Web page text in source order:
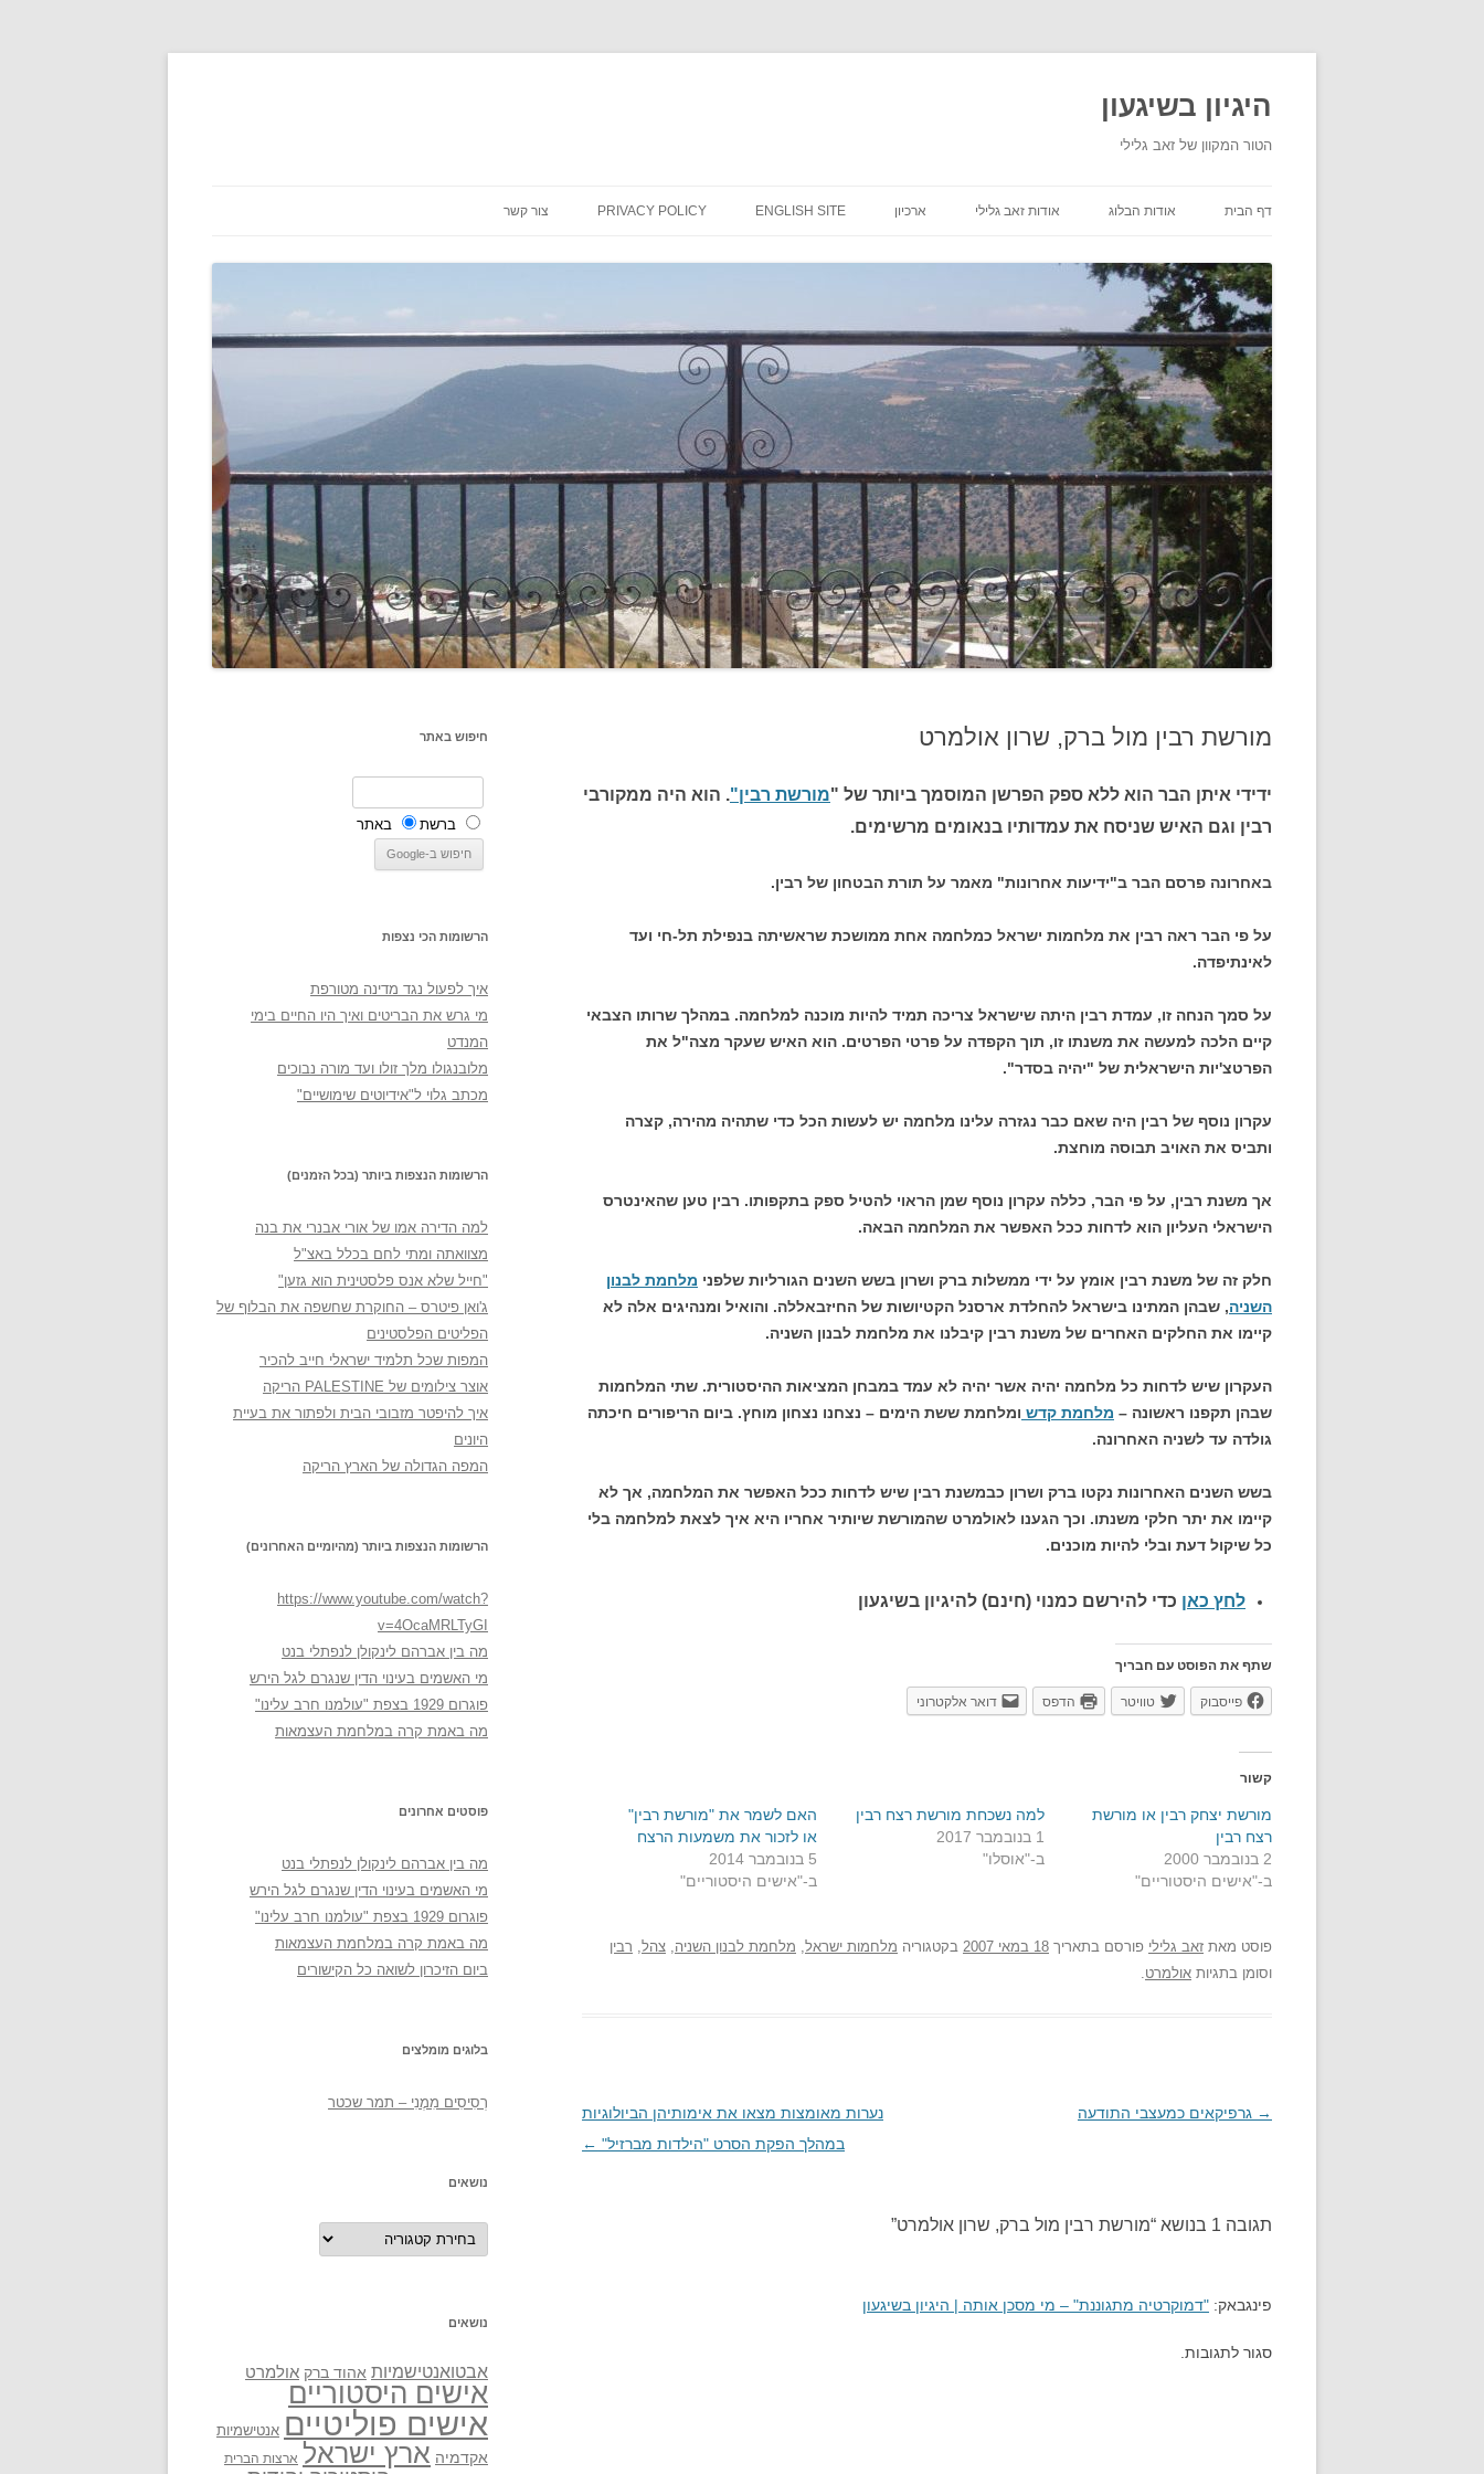
היגיון בשיגעון
הטור המקוון של זאב גלילי
דף הבית אודות הבלוג אודות זאב גלילי ארכיון ENGLISH SITE
PRIVACY POLICY צור קשר
מורשת רבין מול ברק, שרון אולמרט
ידידי איתן הבר הוא ללא ספק הפרשן המוסמך ביותר של "מורשת רבין". הוא היה ממקורבי
רבין וגם האיש שניסח את עמדותיו בנאומים מרשימים.
באחרונה פרסם הבר ב"ידיעות אחרונות" מאמר על תורת הבטחון של רבין.
על פי הבר ראה רבין את מלחמות ישראל כמלחמה אחת ממושכת שראשיתה בנפילת תל-חי ועד
לאינתיפדה.
על סמך הנחה זו, עמדת רבין היתה שישראל צריכה תמיד להיות מוכנה למלחמה. במהלך שרותו הצבאי
קיים הלכה למעשה את משנתו זו, תוך הקפדה על פרטי הפרטים. הוא האיש שעקר מצה"ל את
הפרטצ'יות הישראלית של "יהיה בסדר".
עקרון נוסף של רבין היה שאם כבר נגזרה עלינו מלחמה יש לעשות הכל כדי שתהיה מהירה, קצרה
ותביס את האויב תבוסה מוחצת.
אך משנת רבין, על פי הבר, כללה עקרון נוסף שמן הראוי להטיל ספק בתקפותו. רבין טען שהאינטרס
הישראלי העליון הוא לדחות ככל האפשר את המלחמה הבאה.
חלק זה של משנת רבין אומץ על ידי ממשלות ברק ושרון בשש השנים הגורליות שלפני מלחמת לבנון
השניה, שבהן המתינו בישראל להחלדת ארסנל הקטיושות של החיזבאללה. והואיל ומנהיגים אלה לא
קיימו את החלקים האחרים של משנת רבין קיבלנו את מלחמת לבנון השניה.
העקרון שיש לדחות כל מלחמה יהיה אשר יהיה לא עמד במבחן המציאות ההיסטורית. שתי המלחמות
שבהן תקפנו ראשונה – מלחמת קדש ומלחמת ששת הימים – נצחנו נצחון מוחץ. ביום הריפורים חיכתה
גולדה עד לשניה האחרונה.
בשש השנים האחרונות נקטו ברק ושרון כבמשנת רבין שיש לדחות ככל האפשר את המלחמה, אך לא
קיימו את יתר חלקי משנתו. וכך הגענו לאולמרט שהמורשת שיותיר אחריו היא איך לצאת למלחמה בלי
כל שיקול דעת ובלי להיות מוכנים.
לחץ כאן כדי להירשם כמנוי (חינם) להיגיון בשיגעון
שתף את הפוסט עם חבריך
פייסבוק טוויטר הדפס דואר אלקטרוני
קשור
מורשת יצחק רבין או מורשת
רצח רבין
2 בנובמבר 2000
ב-"אישים היסטוריים"
למה נשכחת מורשת רצח רבין
1 בנובמבר 2017
ב-"אוסלו"
האם לשמר את "מורשת רבין"
או לזכור את משמעות הרצח
5 בנובמבר 2014
ב-"אישים היסטוריים"
פוסט מאת זאב גלילי פורסם בתאריך 18 במאי 2007 בקטגוריה מלחמות ישראל, מלחמת לבנון השניה, צהל, רבין
וסומן בתגיות אולמרט.
ניווט
→ גרפיקאים כמעצבי התודעה
נערות מאומצות מצאו את אימותיהן הביולוגיות
במהלך הפקת הסרט "הילדות מברזיל" ←
תגובה 1 בנושא “ מורשת רבין מול ברק, שרון אולמרט”
פינגבאק: "דמוקרטיה מתגוננת" – מי מסכן אותה | היגיון בשיגעון
סגור לתגובות.
חיפוש באתר
ברשת באתר
הרשומות הכי נצפות
איך לפעול נגד מדינה מטורפת
מי גרש את הבריטים ואיך היו החיים בימי
המנדט
מלובנגולו מלך זולו ועד מורה נבוכים
מכתב גלוי ל"אידיוטים שימושיים"
הרשומות הנצפות ביותר (בכל הזמנים)
למה הדירה אמו של אורי אבנרי את בנה
מצוואתה ומתי לחם בכלל באצ"ל
"חייל שלא אנס פלסטינית הוא גזען"
ג'ואן פיטרס – החוקרת שחשפה את הבלוף של
הפליטים הפלסטינים
המפות שכל תלמיד ישראלי חייב להכיר
אוצר צילומים של PALESTINE הריקה
איך להיפטר מזבובי הבית ולפתור את בעיית
היונים
המפה הגדולה של הארץ הריקה
הרשומות הנצפות ביותר (מהיומיים האחרונים)
https://www.youtube.com/watch?
v=4OcaMRLTyGI
מה בין אברהם לינקולן לנפתלי בנט
מי האשמים בעינוי הדין שנגרם לגל הירש
פוגרום 1929 בצפת "עולמנו חרב עלינו"
מה באמת קרה במלחמת העצמאות
פוסטים אחרונים
מה בין אברהם לינקולן לנפתלי בנט
מי האשמים בעינוי הדין שנגרם לגל הירש
פוגרום 1929 בצפת "עולמנו חרב עלינו"
מה באמת קרה במלחמת העצמאות
ביום הזיכרון לשואה כל הקישורים
בלוגים מומלצים
רְסִיסִים מִמֶנִי – תמר שכטר
נושאים
נושאים
נושאים
אבטואנטישמיות אהוד ברק אולמרט
אישים היסטוריים
אישים פוליטיים אנטישמיות
אקדמיה ארץ ישראל ארצות הברית